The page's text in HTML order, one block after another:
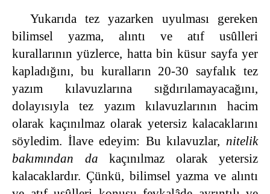
Yukarıda tez yazarken uyulması gereken
bilimsel yazma, alıntı ve atıf usûlleri
kurallarının yüzlerce, hatta bin küsur sayfa yer
kapladığını, bu kuralların 20-30 sayfalık tez
yazım kılavuzlarına sığdırılamayacağını,
dolayısıyla tez yazım kılavuzlarının hacim
olarak kaçınılmaz olarak yetersiz kalacaklarını
söyledim. İlave edeyim: Bu kılavuzlar, nitelik
bakımından da kaçınılmaz olarak yetersiz
kalacaklardır. Çünkü, bilimsel yazma ve alıntı